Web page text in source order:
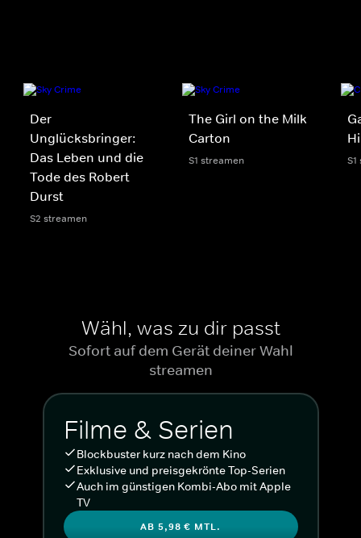
Der
Unglücksbringer:
Das Leben und die
Tode des Robert
Durst
S2 streamen
The Girl on the Milk
Carton
S1 streamen
Wähl, was zu dir passt
Sofort auf dem Gerät deiner Wahl
streamen
Filme & Serien
Blockbuster kurz nach dem Kino
Exklusive und preisgekrönte Top-Serien
Auch im günstigen Kombi-Abo mit Apple
TV
AB 5,98 € MTL.